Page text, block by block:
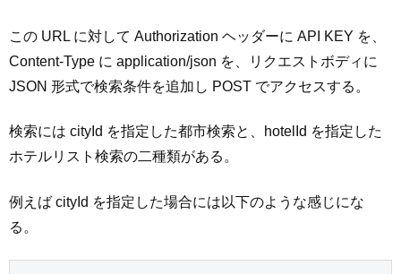
この URL に対して Authorization ヘッダーに API KEY を、
Content-Type に application/json を、リクエストボディに
JSON 形式で検索条件を追加し POST でアクセスする。
検索には cityId を指定した都市検索と、hotelId を指定した
ホテルリスト検索の二種類がある。
例えば cityId を指定した場合には以下のような感じにな
る。